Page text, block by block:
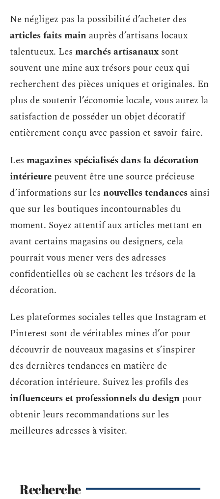
Ne négligez pas la possibilité d’acheter des
articles faits main auprès d’artisans locaux
talentueux. Les marchés artisanaux sont
souvent une mine aux trésors pour ceux qui
recherchent des pièces uniques et originales. En
plus de soutenir l’économie locale, vous aurez la
satisfaction de posséder un objet décoratif
entièrement conçu avec passion et savoir-faire.
Les magazines spécialisés dans la décoration
intérieure peuvent être une source précieuse
d’informations sur les nouvelles tendances ainsi
que sur les boutiques incontournables du
moment. Soyez attentif aux articles mettant en
avant certains magasins ou designers, cela
pourrait vous mener vers des adresses
confidentielles où se cachent les trésors de la
décoration.
Les plateformes sociales telles que Instagram et
Pinterest sont de véritables mines d’or pour
découvrir de nouveaux magasins et s’inspirer
des dernières tendances en matière de
décoration intérieure. Suivez les profils des
influenceurs et professionnels du design pour
obtenir leurs recommandations sur les
meilleures adresses à visiter.
Recherche